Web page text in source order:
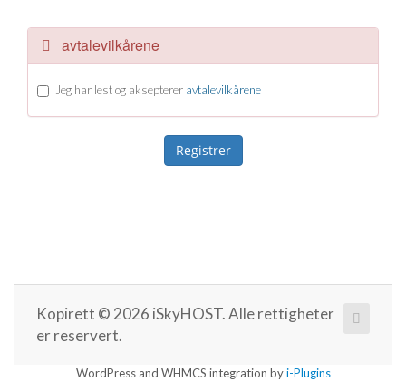
avtalevilkårene
Jeg har lest og aksepterer avtalevilkårene
Kopirett © 2026 iSkyHOST. Alle rettigheter
er reservert.
WordPress and WHMCS integration byi-Plugins